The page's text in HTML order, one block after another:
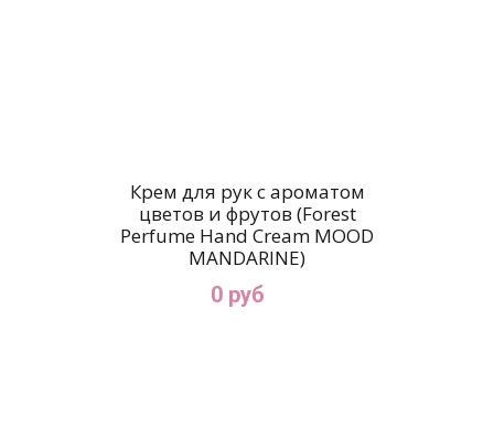
Крем для рук с ароматом
цветов и фрутов (Forest
Perfume Hand Cream MOOD
MANDARINE)
0 руб